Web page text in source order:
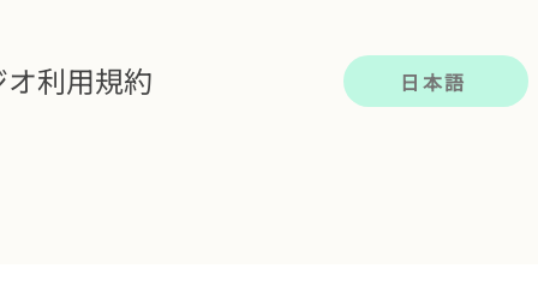
利用規約 日本語